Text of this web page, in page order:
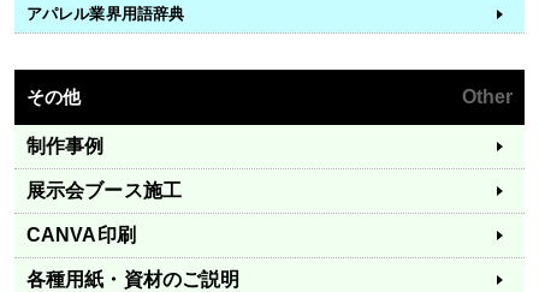
アパレル業界用語辞典
その他 Other
制作事例
展示会ブース施工
CANVA印刷
各種用紙・資材のご説明